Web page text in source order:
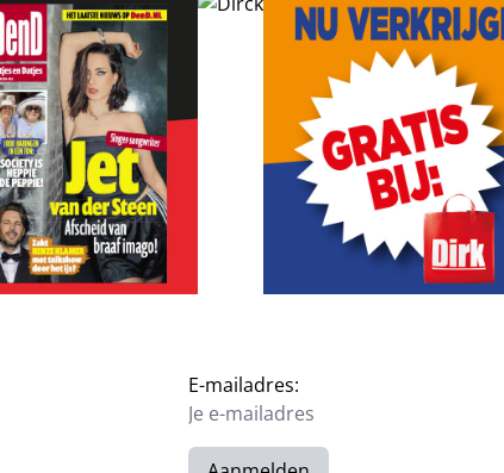
E-mailadres: